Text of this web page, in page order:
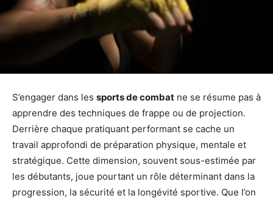
S’engager dans les sports de combat ne se résume pas à
apprendre des techniques de frappe ou de projection.
Derrière chaque pratiquant performant se cache un
travail approfondi de préparation physique, mentale et
stratégique. Cette dimension, souvent sous-estimée par
les débutants, joue pourtant un rôle déterminant dans la
progression, la sécurité et la longévité sportive. Que l’on